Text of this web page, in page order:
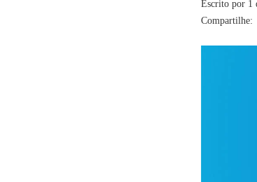
Escrito por 1
Compartilhe: